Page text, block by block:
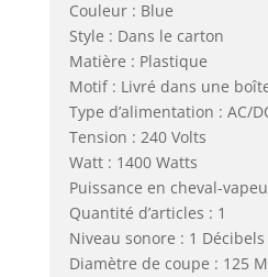
Couleur : Blue
Style : Dans le carton
Matière : Plastique
Motif : Livré dans une
Type d’alimentation : AC/
Tension : 240 Volts
Watt : 1400 Watts
Puissance en cheval-
Quantité d’articles : 1
Niveau sonore : 1 Décibels
Diamètre de coupe : 125